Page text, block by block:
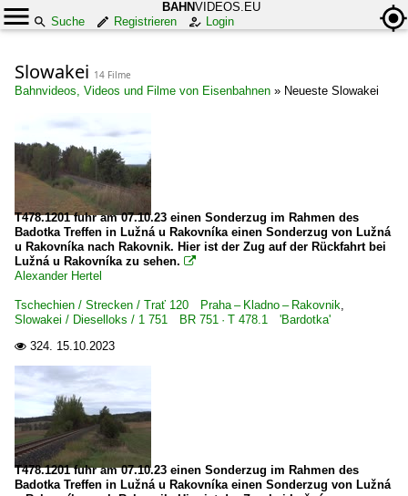
BAHNVIDEOS.EU
Suche
Registrieren Login
Slowakei 14 Filme
Bahnvideos, Videos und Filme von Eisenbahnen » Neueste Slowakei
T478.1201 fuhr am 07.10.23 einen Sonderzug im Rahmen des
Badotka Treffen in Lužná u Rakovníka einen Sonderzug von Lužná
u Rakovníka nach Rakovnik. Hier ist der Zug auf der Rückfahrt bei
Lužná u Rakovníka zu sehen. 
Alexander Hertel
Tschechien / Strecken / Trať 120 Praha – Kladno – Rakovnik,
Slowakei / Dieselloks / 1 751 BR 751 · T 478.1 'Bardotka'
 324. 15.10.2023
T478.1201 fuhr am 07.10.23 einen Sonderzug im Rahmen des
Badotka Treffen in Lužná u Rakovníka einen Sonderzug von Lužná